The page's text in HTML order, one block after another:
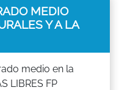
MEDIO
Y A LA
medio en la
LIBRES FP